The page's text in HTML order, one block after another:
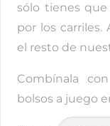
sólo tienes que
por los carriles.
el resto de
Combínala
bolsos a juego